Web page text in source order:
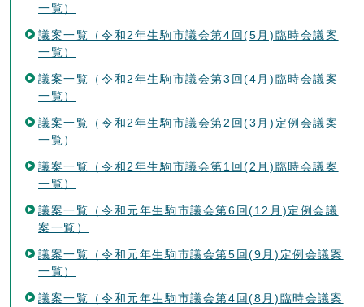
一覧）
議案一覧（令和2年生駒市議会第4回(5月)臨時会議案
一覧）
議案一覧（令和2年生駒市議会第3回(4月)臨時会議案
一覧）
議案一覧（令和2年生駒市議会第2回(3月)定例会議案
一覧）
議案一覧（令和2年生駒市議会第1回(2月)臨時会議案
一覧）
議案一覧（令和元年生駒市議会第6回(12月)定例会議
案一覧）
議案一覧（令和元年生駒市議会第5回(9月)定例会議案
一覧）
議案一覧（令和元年生駒市議会第4回(8月)臨時会議案